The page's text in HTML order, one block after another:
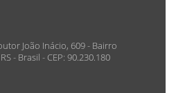
João Inácio, 609 - Bairro
- Brasil - CEP: 90.230.180